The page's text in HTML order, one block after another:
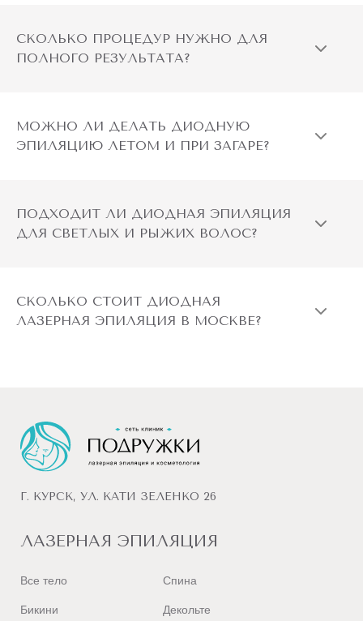
СКОЛЬКО ПРОЦЕДУР НУЖНО ДЛЯ
ПОЛНОГО РЕЗУЛЬТАТА?
МОЖНО ЛИ ДЕЛАТЬ ДИОДНУЮ
ЭПИЛЯЦИЮ ЛЕТОМ И ПРИ ЗАГАРЕ?
ПОДХОДИТ ЛИ ДИОДНАЯ ЭПИЛЯЦИЯ
ДЛЯ СВЕТЛЫХ И РЫЖИХ ВОЛОС?
СКОЛЬКО СТОИТ ДИОДНАЯ
ЛАЗЕРНАЯ ЭПИЛЯЦИЯ В МОСКВЕ?
Г. КУРСК, УЛ. КАТИ ЗЕЛЕНКО 26
ЛАЗЕРНАЯ ЭПИЛЯЦИЯ
Все тело
Бикини
Спина
Декольте